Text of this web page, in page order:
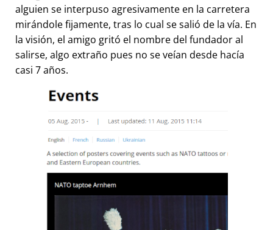
alguien se interpuso agresivamente en la carretera
mirándole fijamente, tras lo cual se salió de la vía. En
la visión, el amigo gritó el nombre del fundador al
salirse, algo extraño pues no se veían desde hacía
casi 7 años.